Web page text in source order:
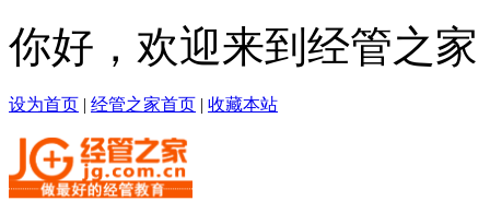
你好，欢迎来到经管之家
设为首页 | 经管之家首页 | 收藏本站